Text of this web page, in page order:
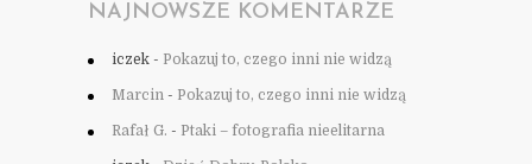
NAJNOWSZE KOMENTARZE
iczek - Pokazuj to, czego inni nie widzą
Marcin - Pokazuj to, czego inni nie widzą
Rafał G. - Ptaki – fotografia nieelitarna